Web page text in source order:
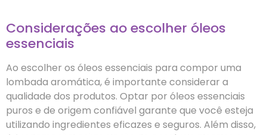
Considerações ao escolher óleos
essenciais
Ao escolher os óleos essenciais para compor uma
lombada aromática, é importante considerar a
qualidade dos produtos. Optar por óleos essenciais
puros e de origem confiável garante que você esteja
utilizando ingredientes eficazes e seguros. Além disso,